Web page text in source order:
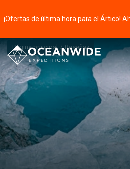
Página principal Reseñas